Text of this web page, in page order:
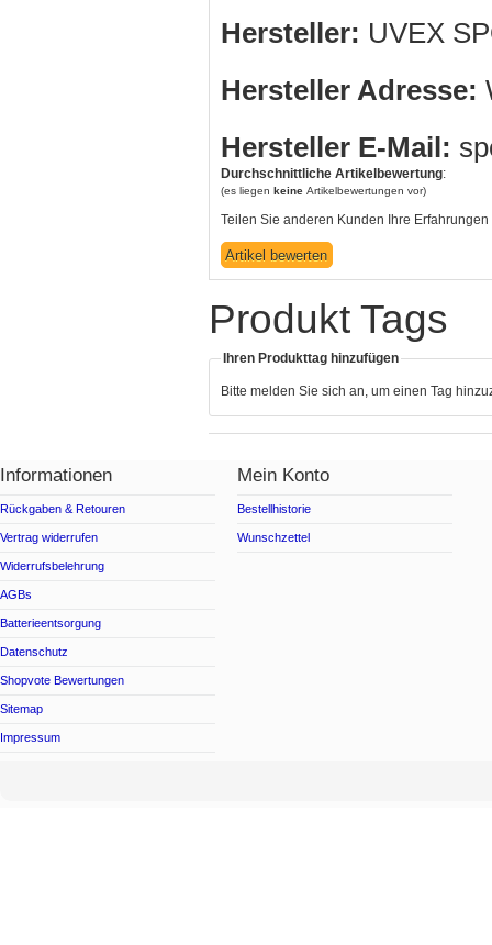
Hersteller: UVEX
Hersteller Adresse:
Hersteller E-Mail:
Durchschnittliche Artikelbewertung:
(es liegen keine Artikelbewertungen vor)
Teilen Sie anderen Kunden Ihre Erfahrungen
Produkt Tags
Ihren Produkttag hinzufügen
Bitte melden Sie sich an, um einen Tag
Informationen
Rückgaben & Retouren
Vertrag widerrufen
Widerrufsbelehrung
AGBs
Batterieentsorgung
Datenschutz
Shopvote Bewertungen
Sitemap
Impressum
Mein Konto
Bestellhistorie
Wunschzettel